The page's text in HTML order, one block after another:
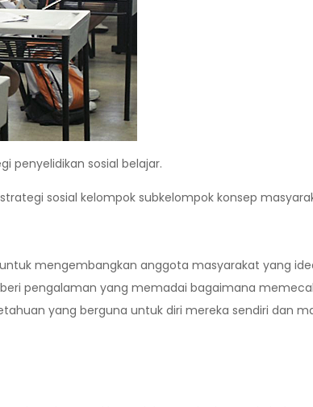
penyelidikan sosial belajar.
sosial kelompok subkelompok konsep
mengembangkan anggota masyarakat yang
pengalaman yang memadai bagaimana
yang berguna untuk diri mereka sendiri dan